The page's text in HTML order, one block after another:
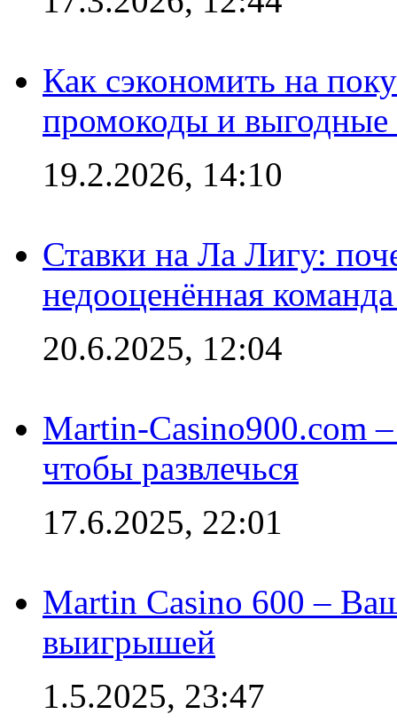
Как сэкономить на
промокоды и выгодные
19.2.2026, 14:10
Ставки на Ла Лигу:
недооценённая
20.6.2025, 12:04
Martin-Casino900.com
чтобы развлечься
17.6.2025, 22:01
Martin Casino 600 –
выигрышей
1.5.2025, 23:47